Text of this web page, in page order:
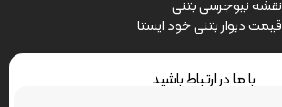
نقشه نیوجرسی بتنی
قیمت دیوار بتنی خود ایستا
با ما در ارتباط باشید